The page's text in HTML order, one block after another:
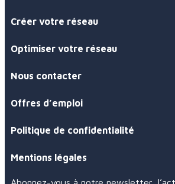
Créer votre réseau
Optimiser votre réseau
Nous contacter
Offres d’emploi
Politique de confidentialité
Mentions légales